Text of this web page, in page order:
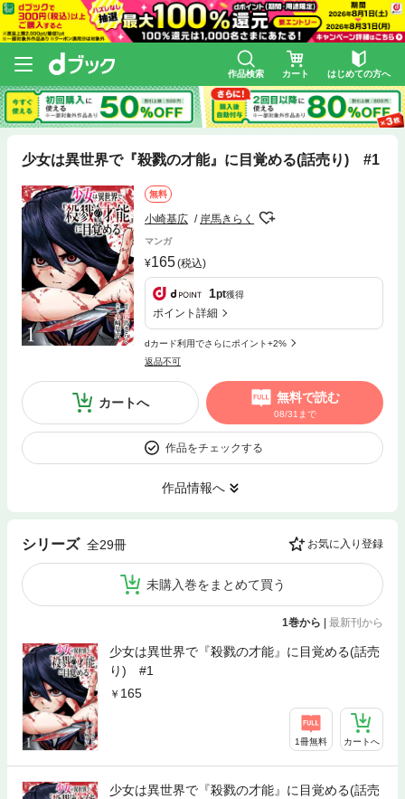
作品検索 カート はじめての方へ
少女は異世界で『殺戮の才能』に目覚める(話売り) #1
無料
小崎基広 岸馬きらく
マンガ
165(税込)
1pt獲得
ポイント詳細
dカード利用でさらにポイント+2%
返品不可
カートへ 無料で読む
08/31まで
作品をチェックする
作品情報へ
シリーズ 全29冊 お気に入り登録
未購入巻をまとめて買う
1巻から 最新刊から
少女は異世界で『殺戮の才能』に目覚める(話売
り) #1
165
1冊無料 カートへ
少女は異世界で『殺戮の才能』に目覚める(話売